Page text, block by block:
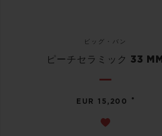
ビッグ・バン
ピーチセラミック 33 MM
EUR 15,200 •